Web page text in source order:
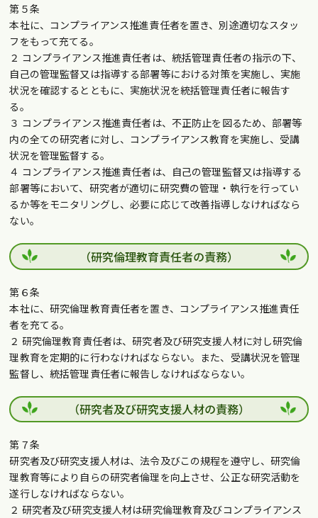
第５条
本社に、コンプライアンス推進責任者を置き、別途適切なスタッ
フをもって充てる。
２ コンプライアンス推進責任者は、統括管理責任者の指示の下、
自己の管理監督又は指導する部署等における対策を実施し、実施
状況を確認するとともに、実施状況を統括管理責任者に報告す
る。
３ コンプライアンス推進責任者は、不正防止を図るため、部署等
内の全ての研究者に対し、コンプライアンス教育を実施し、受講
状況を管理監督する。
４ コンプライアンス推進責任者は、自己の管理監督又は指導する
部署等において、研究者が適切に研究費の管理・執行を行ってい
るか等をモニタリングし、必要に応じて改善指導しなければなら
ない。
（研究倫理教育責任者の責務）
第６条
本社に、研究倫理教育責任者を置き、コンプライアンス推進責任
者を充てる。
２ 研究倫理教育責任者は、研究者及び研究支援人材に対し研究倫
理教育を定期的に行わなければならない。また、受講状況を管理
監督し、統括管理責任者に報告しなければならない。
（研究者及び研究支援人材の責務）
第７条
研究者及び研究支援人材は、法令及びこの規程を遵守し、研究倫
理教育等により自らの研究者倫理を向上させ、公正な研究活動を
遂行しなければならない。
２ 研究者及び研究支援人材は研究倫理教育及びコンプライアンス